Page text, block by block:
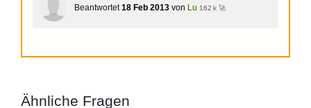
Beantwortet 18 Feb 2013 von Lu 162 k 🚀
Ähnliche Fragen